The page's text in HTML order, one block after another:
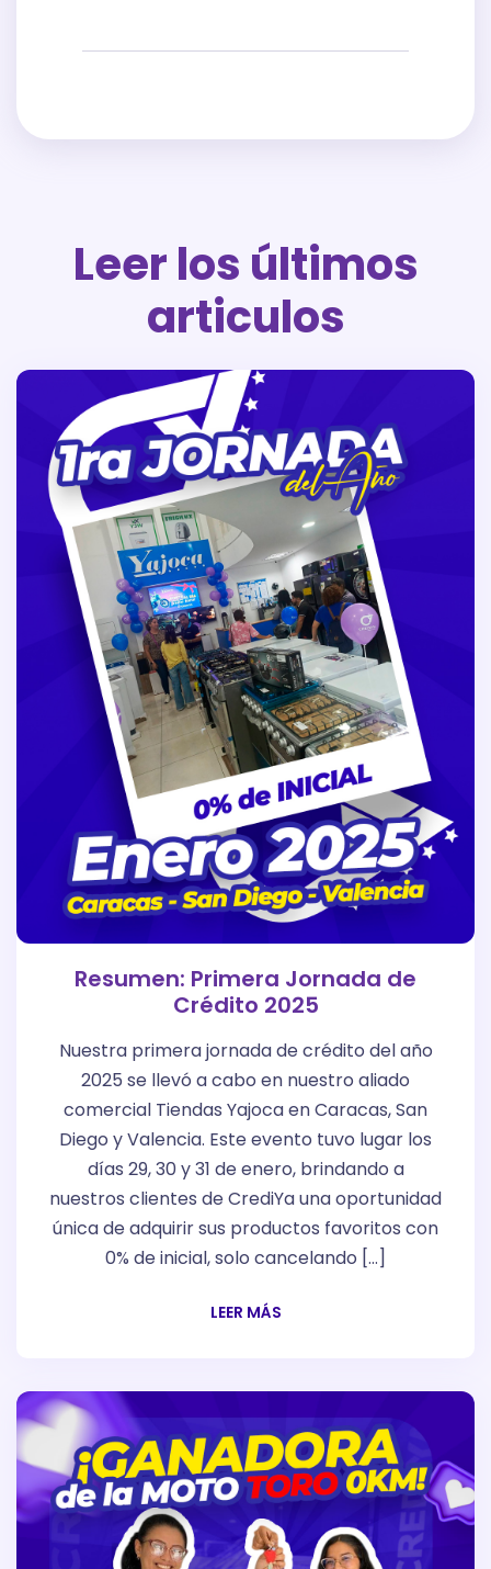
Leer los últimos
articulos
Resumen: Primera Jornada de
Crédito 2025
Nuestra primera jornada de crédito del año
2025 se llevó a cabo en nuestro aliado
comercial Tiendas Yajoca en Caracas, San
Diego y Valencia. Este evento tuvo lugar los
días 29, 30 y 31 de enero, brindando a
nuestros clientes de CrediYa una oportunidad
única de adquirir sus productos favoritos con
0% de inicial, solo cancelando […]
LEER MÁS